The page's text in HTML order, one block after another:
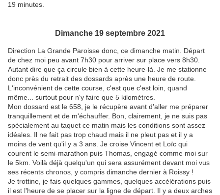
19 minutes.
Dimanche 19 septembre 2021
Direction La Grande Paroisse donc, ce dimanche matin. Départ
de chez moi peu avant 7h30 pour arriver sur place vers 8h30.
Autant dire que ça circule bien à cette heure-là. Je me stationne
donc près du retrait des dossards après une heure de route.
L'inconvénient de cette course, c'est que c'est loin, quand
même... surtout pour n'y faire que 5 kilomètres.
Mon dossard est le 658, je le récupère avant d'aller me préparer
tranquillement et de m'échauffer. Bon, clairement, je ne suis pas
spécialement au taquet ce matin mais les conditions sont assez
idéales. Il ne fait pas trop chaud mais il ne pleut pas et il y a
moins de vent qu'il y a 3 ans. Je croise Vincent et Loïc qui
courent le semi-marathon puis Thomas, engagé comme moi sur
le 5km. Voilà déjà quelqu'un qui sera assurément devant moi vus
ses récents chronos, y compris dimanche dernier à Roissy !
Je trottine, je fais quelques gammes, quelques accélérations puis
il est l'heure de se placer sur la ligne de départ. Il y a deux arches